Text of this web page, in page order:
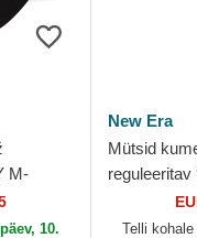
M-
York
10.
New Era
Mütsid
Classic
New Era
Telli kohale